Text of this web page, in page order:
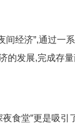
经济”,通过一
的发展,完成存
堂”更是吸引